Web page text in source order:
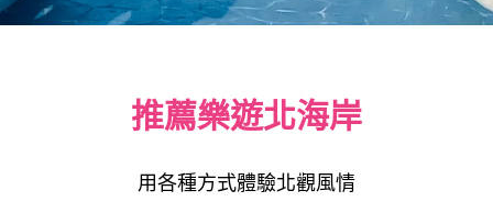
推薦樂遊北海岸
用各種方式體驗北觀風情